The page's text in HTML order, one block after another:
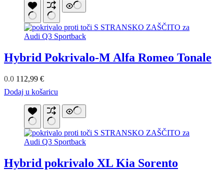
Hybrid Pokrivalo-M Alfa Romeo Tonale
0.0 112,99 €
Dodaj u košaricu
Hybrid pokrivalo XL Kia Sorento